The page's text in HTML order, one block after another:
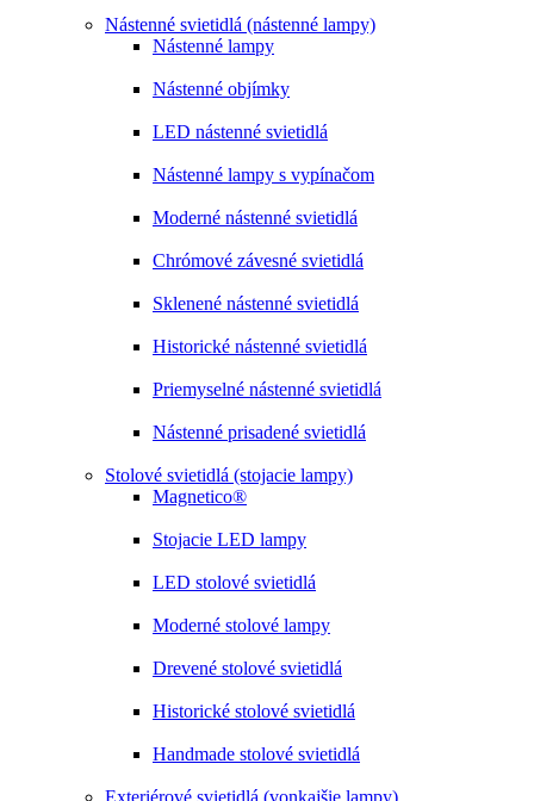
Nástenné svietidlá (nástenné lampy)
Nástenné lampy
Nástenné objímky
LED nástenné svietidlá
Nástenné lampy s vypínačom
Moderné nástenné svietidlá
Chrómové závesné svietidlá
Sklenené nástenné svietidlá
Historické nástenné svietidlá
Priemyselné nástenné svietidlá
Nástenné prisadené svietidlá
Stolové svietidlá (stojacie lampy)
Magnetico®
Stojacie LED lampy
LED stolové svietidlá
Moderné stolové lampy
Drevené stolové svietidlá
Historické stolové svietidlá
Handmade stolové svietidlá
Exteriérové svietidlá (vonkajšie lampy)